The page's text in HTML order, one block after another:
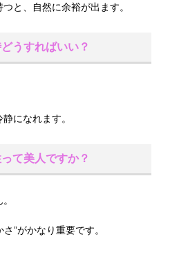
と、自然に余裕が出ます。
うすればいい？
になれます。
て美人ですか？
”がかなり重要です。